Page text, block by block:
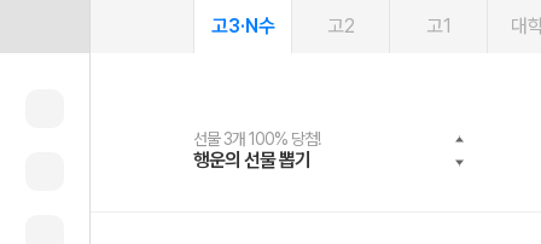
고3·N수 고2 고1 대
선물 3개 100% 당첨!
행운의 선물 뽑기
선물 100% 증정!
메가스터디 X 올리브
여름방학 스터디 캐시백
메가런 썸머스쿨
2027 러셀 단과
강사 공개선발
스마트러닝앱
설문 EVENT
메가패스
3일 무료 체험권
메가패스 수강생 무료혜택!
메가클럽 멤버십
사회공헌 캠페인
희망이룸 메가나눔